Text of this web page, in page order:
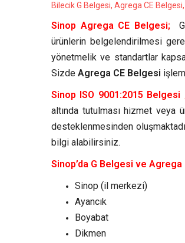
Bilecik G Belgesi, Agrega CE
Sinop Agrega CE Belgesi;
ürünlerin belgelendirilmesi
yönetmelik ve standartlar
Sizde Agrega CE Belgesi
Sinop ISO 9001:2015 Belgesi
altında tutulması hizmet veya
desteklenmesinden
bilgi alabilirsiniz.
Sinop’da G Belgesi ve
Sinop (il merkezi)
Ayancık
Boyabat
Dikmen